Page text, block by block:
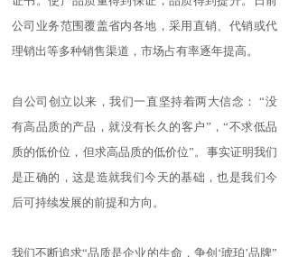
公司业务范围覆盖省内各地，采用直销、代销或代
理销出等多种销售渠道，市场占有率逐年提高。
自公司创立以来，我们一直坚持着两大信念： “没
有高品质的产品，就没有长久的客户”，“不求低品
质的低价位，但求高品质的低价位”。事实证明我们
是正确的，这是造就我们今天的基础，也是我们今
后可持续发展的前提和方向。
我们不断追求“品质是企业的生命，争创‘琥珀’品牌”